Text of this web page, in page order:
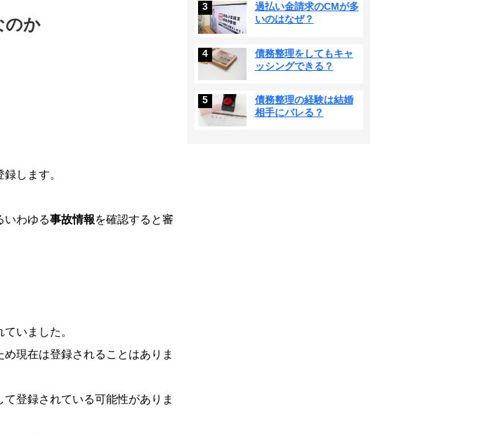
のか
録します。
いわゆる事故情報を確認すると審
いました。
め現在は登録されることはありま
登録されている可能性がありま
3
過払い金請求のCMが多
いのはなぜ？
4
債務整理をしてもキャ
ッシングできる？
5
債務整理の経験は結婚
相手にバレる？